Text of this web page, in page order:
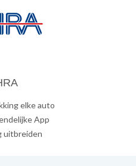
elke auto
App
uitbreiden